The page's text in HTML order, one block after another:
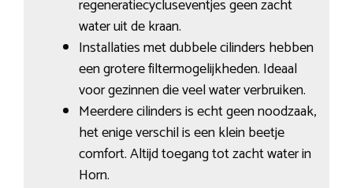
regeneratiecycluseventjes geen zacht
water uit de kraan.
Installaties met dubbele cilinders hebben
een grotere filtermogelijkheden. Ideaal
voor gezinnen die veel water verbruiken.
Meerdere cilinders is echt geen noodzaak,
het enige verschil is een klein beetje
comfort. Altijd toegang tot zacht water in
Horn.